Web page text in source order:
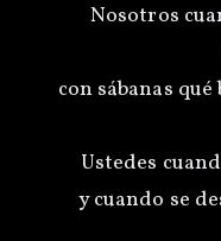
Nosotros
con sábanas
Ustedes
y cuando se